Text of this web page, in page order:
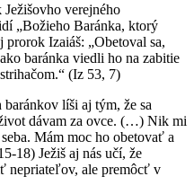
verejného
„Božieho Baránka, ktorý
prorok Izaiáš: „Obetoval sa,
baránka viedli ho na zabitie
(Iz 53, 7)
líši aj tým, že sa
dávam za ovce. (…) Nik mi
Mám moc ho obetovať a
18) Ježiš aj nás učí, že
nepriateľov, ale premôcť v